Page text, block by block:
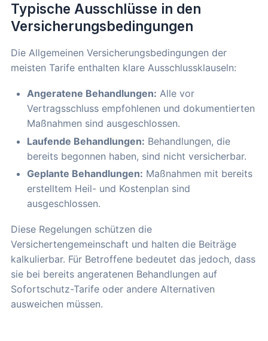
Typische Ausschlüsse in den
Versicherungsbedingungen
Die Allgemeinen Versicherungsbedingungen der
meisten Tarife enthalten klare Ausschlussklauseln:
Angeratene Behandlungen: Alle vor
Vertragsschluss empfohlenen und dokumentierten
Maßnahmen sind ausgeschlossen.
Laufende Behandlungen: Behandlungen, die
bereits begonnen haben, sind nicht versicherbar.
Geplante Behandlungen: Maßnahmen mit bereits
erstelltem Heil- und Kostenplan sind
ausgeschlossen.
Diese Regelungen schützen die
Versichertengemeinschaft und halten die Beiträge
kalkulierbar. Für Betroffene bedeutet das jedoch, dass
sie bei bereits angeratenen Behandlungen auf
Sofortschutz-Tarife oder andere Alternativen
ausweichen müssen.